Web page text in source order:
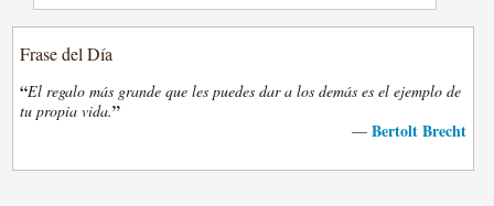
Frase del Día
“El regalo más grande que les puedes dar a los demás es el ejemplo de
tu propia vida.”
— Bertolt Brecht